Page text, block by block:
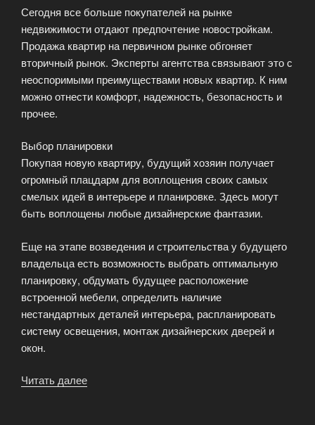
побережье
по
низким
ценам»
Сегодня все больше покупателей на рынке
недвижимости отдают предпочтение новостройкам.
Продажа квартир на первичном рынке обгоняет
вторичный рынок. Эксперты агентства связывают это с
неоспоримыми преимуществами новых квартир. К ним
можно отнести комфорт, надежность, безопасность и
прочее.
Выбор планировки
Покупая новую квартиру, будущий хозяин получает
огромный плацдарм для воплощения своих самых
смелых идей в интерьере и планировке. Здесь могут
быть воплощены любые дизайнерские фантазии.
Еще на этапе возведения и строительства у будущего
владельца есть возможность выбрать оптимальную
планировку, обдумать будущее расположение
встроенной мебели, определить наличие
нестандартных деталей интерьера, распланировать
систему освещения, монтаж дизайнерских дверей и
окон.
Читать далее